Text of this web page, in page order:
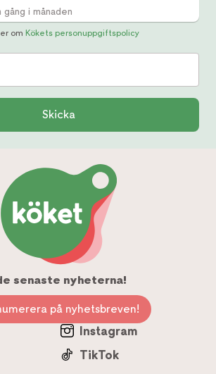
gång i månaden
om Kökets personuppgiftspolicy
Skicka
senaste nyheterna!
på nyhetsbreven!
Instagram
TikTok